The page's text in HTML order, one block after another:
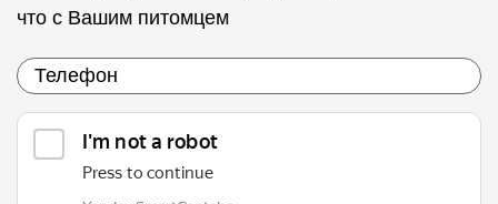
что с Вашим питомцем